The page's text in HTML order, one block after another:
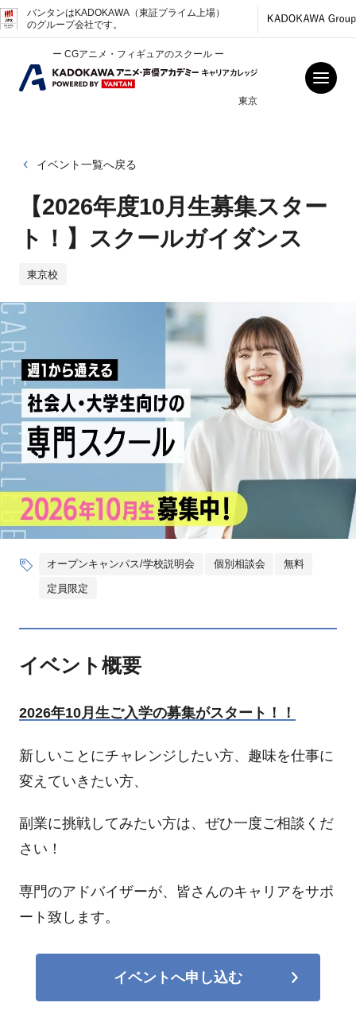
バンタンはKADOKAWA（東証プライム上場）
のグループ会社です。
ー CGアニメ・フィギュアのスクール ー
東京
イベント一覧へ戻る
【2026年度10月生募集スター
ト！】スクールガイダンス
東京校
オープンキャンパス/学校説明会 個別相談会 無料
定員限定
イベント概要
2026年10月生ご入学の募集がスタート！！
新しいことにチャレンジしたい方、趣味を仕事に
変えていきたい方、
副業に挑戦してみたい方は、ぜひ一度ご相談くだ
さい！
専門のアドバイザーが、皆さんのキャリアをサポ
ート致します。
イベントへ申し込む